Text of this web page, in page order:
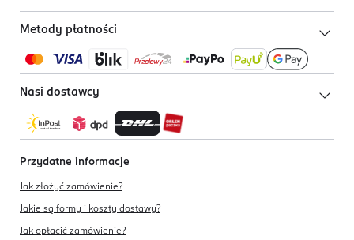
Metody płatności
Nasi dostawcy
Przydatne informacje
Jak złożyć zamówienie?
Jakie są formy i koszty dostawy?
Jak opłacić zamówienie?